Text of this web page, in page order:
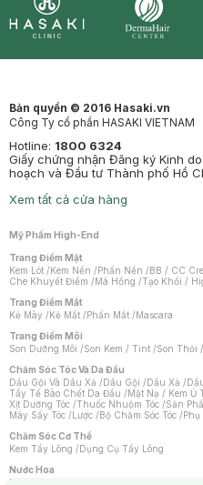
Bản quyền © 2016 Hasaki.vn
Công Ty cổ phần HASAKI VIETNAM
Hotline: 1800 6324
Giấy chứng nhận Đăng ký Kinh
hoạch và Đầu tư Thành phố Hồ
Xem tất cả cửa hàng
Mỹ Phẩm High-End
Trang Điểm Mặt
Kem Lót /Kem Nền /Phấn Nền /BB / CC
Che Khuyết Điểm /Má Hồng /Tạo Khối /
Trang Điểm Mắt
Kẻ Mày /Kẻ Mắt /Phấn Mắt /Mascara
Trang Điểm Môi
Son Dưỡng Môi /Son Kem / Tint /Son Thỏi /
Chăm Sóc Tóc Và Da Đầu
Dầu Gội Và Dầu Xả /Dầu Gội /Dầu Xả /
Tẩy Tế Bào Chết Da Đầu /Mặt Nạ / Kem Ủ
Xịt Dưỡng Tóc /Thuốc Nhuộm Tóc /Sản
Máy Sấy Tóc /Lược /Bộ Chăm Sóc Tóc /Phụ
Chăm Sóc Cơ Thể
Kem Tẩy Lông /Dụng Cụ Tẩy Lông
Nước Hoa
Nước Hoa Nữ